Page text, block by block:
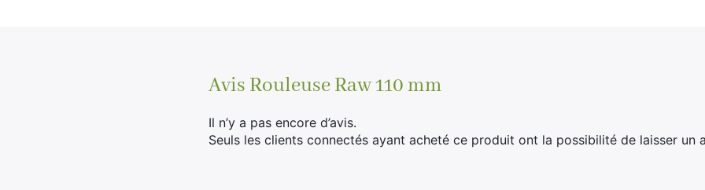
Avis Rouleuse Raw 110 mm
Il n’y a pas encore d’avis.
Seuls les clients connectés ayant acheté ce produit ont la possibilité de laisser un